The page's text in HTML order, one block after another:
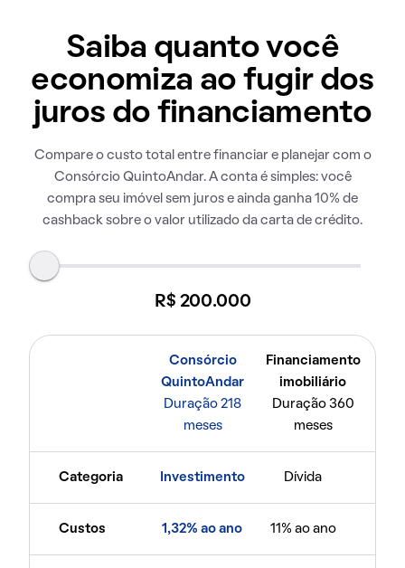
Saiba quanto você
economiza ao fugir dos
juros do financiamento
Compare o custo total entre financiar e planejar com o
Consórcio QuintoAndar. A conta é simples: você
compra seu imóvel sem juros e ainda ganha 10% de
cashback sobre o valor utilizado da carta de crédito.
R$ 200.000
Consórcio
QuintoAndar
Duração 218
meses
Financiamento
imobiliário
Duração 360
meses
Categoria Investimento Dívida
Custos 1,32% ao ano 11% ao ano